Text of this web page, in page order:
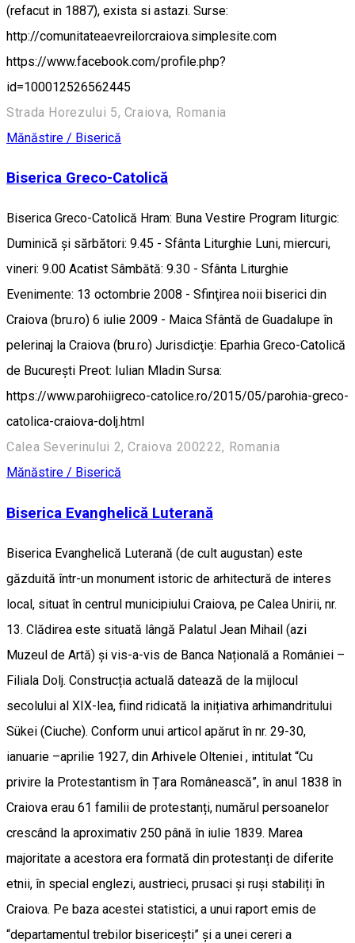
(refacut in 1887), exista si astazi. Surse:
http://comunitateaevreilorcraiova.simplesite.com
https://www.facebook.com/profile.php?
id=100012526562445
Strada Horezului 5, Craiova, Romania
Mănăstire / Biserică
Biserica Greco-Catolică
Biserica Greco-Catolică Hram: Buna Vestire Program liturgic:
Duminică și sărbători: 9.45 - Sfânta Liturghie Luni, miercuri,
vineri: 9.00 Acatist Sâmbătă: 9.30 - Sfânta Liturghie
Evenimente: 13 octombrie 2008 - Sfinţirea noii biserici din
Craiova (bru.ro) 6 iulie 2009 - Maica Sfântă de Guadalupe în
pelerinaj la Craiova (bru.ro) Jurisdicţie: Eparhia Greco-Catolică
de Bucureşti Preot: Iulian Mladin Sursa:
https://www.parohiigreco-catolice.ro/2015/05/parohia-greco-
catolica-craiova-dolj.html
Calea Severinului 2, Craiova 200222, Romania
Mănăstire / Biserică
Biserica Evanghelică Luterană
Biserica Evanghelică Luterană (de cult augustan) este
găzduită într-un monument istoric de arhitectură de interes
local, situat în centrul municipiului Craiova, pe Calea Unirii, nr.
13. Clădirea este situată lângă Palatul Jean Mihail (azi
Muzeul de Artă) și vis-a-vis de Banca Națională a României –
Filiala Dolj. Construcția actuală datează de la mijlocul
secolului al XIX-lea, fiind ridicată la inițiativa arhimandritului
Sükei (Ciuche). Conform unui articol apărut în nr. 29-30,
ianuarie –aprilie 1927, din Arhivele Olteniei , intitulat “Cu
privire la Protestantism în Țara Românească”, în anul 1838 în
Craiova erau 61 familii de protestanți, numărul persoanelor
crescând la aproximativ 250 până în iulie 1839. Marea
majoritate a acestora era formată din protestanți de diferite
etnii, în special englezi, austrieci, prusaci și ruși stabiliți în
Craiova. Pe baza acestei statistici, a unui raport emis de
“departamentul trebilor bisericești” și a unei cereri a